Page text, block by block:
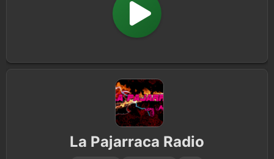
La Pajarraca Radio